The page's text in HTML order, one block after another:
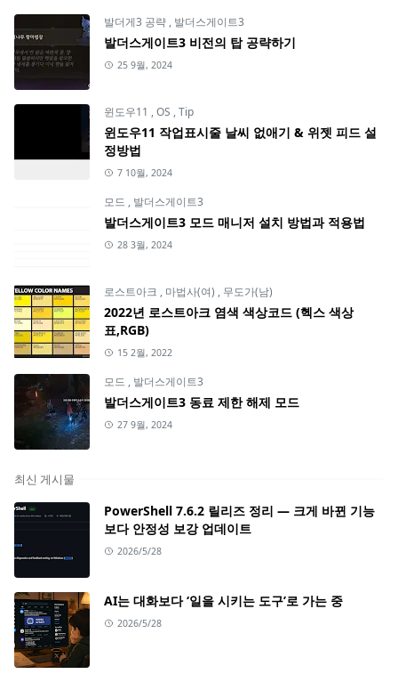
발더게3 공략 , 발더스게이트3
발더스게이트3 비전의 탑 공략하기
25 9월, 2024
윈도우11 ,OS ,Tip
윈도우11 작업표시줄 날씨 없애기 & 위젯 피드 설
정방법
7 10월, 2024
모드 , 발더스게이트3
발더스게이트3 모드 매니저 설치 방법과 적용법
28 3월, 2024
로스트아크 , 마법사(여) , 무도가(남)
2022년 로스트아크 염색 색상코드 (헥스 색상
표,RGB)
15 2월, 2022
모드 , 발더스게이트3
발더스게이트3 동료 제한 해제 모드
27 9월, 2024
최신 게시물
PowerShell 7.6.2 릴리즈 정리 — 크게 바뀐 기능
보다 안정성 보강 업데이트
2026/5/28
AI는 대화보다 ‘일을 시키는 도구’로 가는 중
2026/5/28